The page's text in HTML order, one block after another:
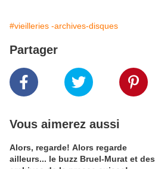
#vieilleries -archives-disques
Partager
Vous aimerez aussi
Alors, regarde! Alors regarde
ailleurs... le buzz Bruel-Murat et des